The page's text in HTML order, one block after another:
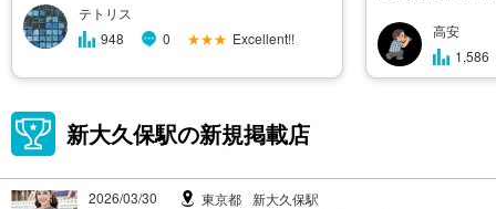
時はまたお願いしたいレベル。回春のほうになると
少し色っぽさが出てきて、こちら�
テトリス
948
0 ★★★ Excellent!!
ました。電話をし
け答えで、ホテル
高安
1,586
新大久保駅の新規掲載店
2026/03/30 東京都 新大久保駅